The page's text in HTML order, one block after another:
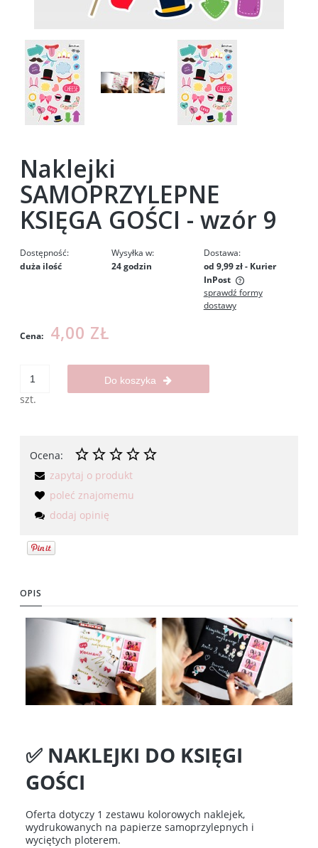
Naklejki
SAMOPRZYLEPNE
KSIĘGA GOŚCI - wzór 9
Dostępność:
duża ilość
Wysyłka w:
24 godzin
Dostawa:
od 9,99 zł- Kurier
InPost
Cena nie zawiera ewentualnych kosztów płatności
sprawdź formy
dostawy
Cena: 4,00 ZŁ
szt.
Do koszyka
Ocena:
zapytaj o produkt
poleć znajomemu
dodaj opinię
OPIS
✅ NAKLEJKI DO KSIĘGI
GOŚCI
Oferta dotyczy 1 zestawu kolorowych naklejek,
wydrukowanych na papierze samoprzylepnych i
wyciętych ploterem.